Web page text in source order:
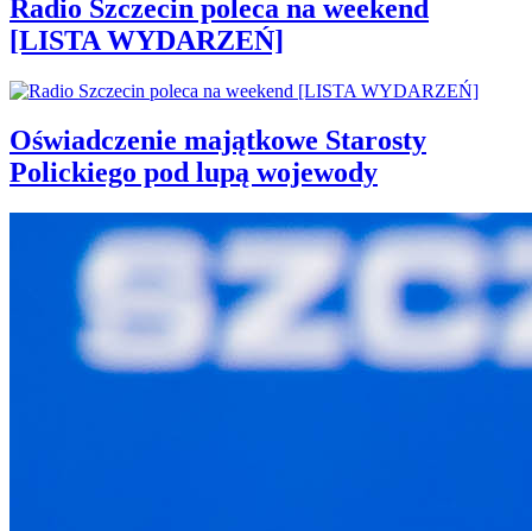
Radio Szczecin poleca na weekend
[LISTA WYDARZEŃ]
Oświadczenie majątkowe Starosty
Polickiego pod lupą wojewody